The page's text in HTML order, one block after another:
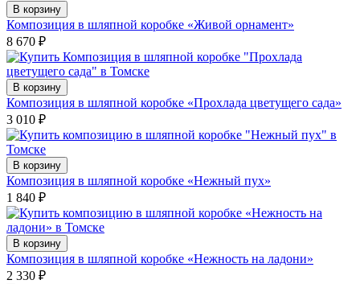
В корзину
Композиция в шляпной коробке «Живой орнамент»
8 670 ₽
В корзину
Композиция в шляпной коробке «Прохлада цветущего сада»
3 010 ₽
В корзину
Композиция в шляпной коробке «Нежный пух»
1 840 ₽
В корзину
Композиция в шляпной коробке «Нежность на ладони»
2 330 ₽